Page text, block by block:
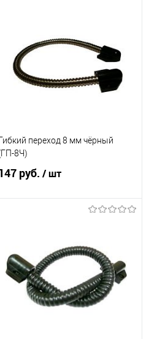
Гибкий переход 8 мм чёрный
8Ч)
руб./ шт
Купить в 1 клик
К сравнению
В избранное
89